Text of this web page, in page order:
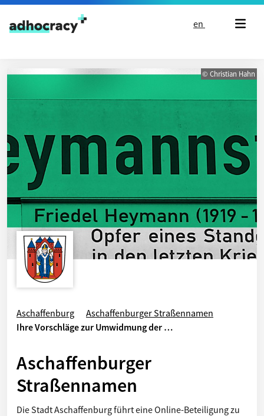
Skip to content
en
© Christian Hahn
Aschaffenburg
Aschaffenburger Straßennamen
Ihre Vorschläge zur Umwidmung der …
Aschaffenburger
Straßennamen
Die Stadt Aschaffenburg führt eine Online-Beteiligung zu